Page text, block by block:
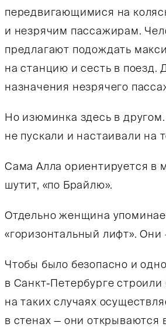
передвигающимися на
и незрячим пассажирам.
предлагают подождать
на станцию и сесть в поезд.
назначения незрячего
Но изюминка здесь в
не пускали и настаивали на
Сама Алла ориентируется в
шутит, «по Брайлю».
Отдельно женщина
«горизонтальный лифт».
Чтобы было безопасно и
в Санкт-Петербурге
на таких случаях
в стенах — они открываются